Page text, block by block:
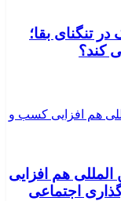
تنگنای بقا؛
کند؟
هم افزایی
اجتماعی